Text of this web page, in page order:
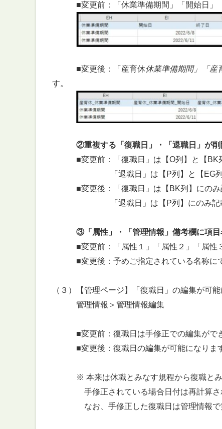
■変更前：「休業準備期間」「開始日」「
■変更後：「産育休休業準備期間」「産
す。
②重複する「復職日」・「退職日」が
■変更前：「復職日」は【O列】と【BK列
「退職日」は【P列】と【EG列】に
■変更後：「復職日」は【BK列】にのみ記
「退職日」は【P列】にのみ記載・出
③「属性」・「管理情報」備考欄に項
■変更前：「属性１」「属性２」「属性３
■変更後：予めご指定されている名称にて
（３）【管理ページ】「復職日」の編集が可
管理情報＞管理情報編集
■変更前：復職日は手修正での編集ができ
■変更後：復職日の編集が可能になります
※ 本来は休職とみなす規程から復職とみな
手修正されている場合日付は再計算され
なお、手修正した復職日は管理情報で黄